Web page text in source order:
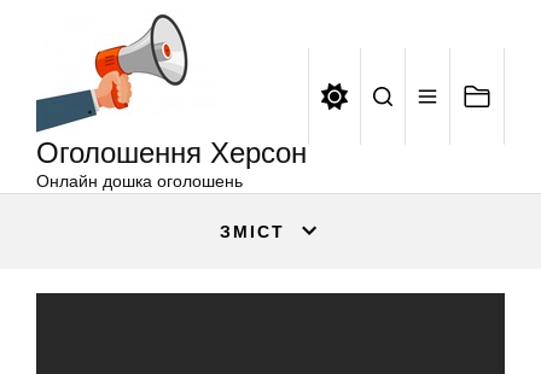
Оголошення Херсон
Онлайн дошка оголошень
ЗМІСТ